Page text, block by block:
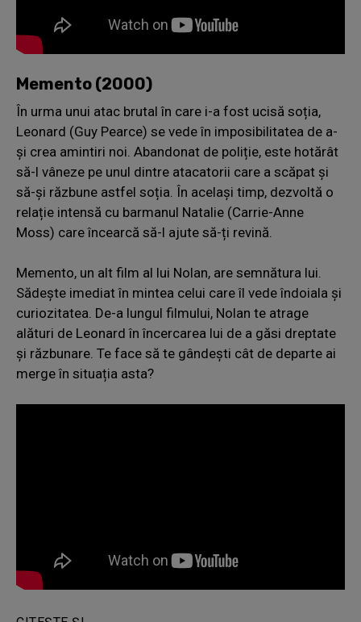
Memento (2000)
În urma unui atac brutal în care i-a fost ucisă soția,
Leonard (Guy Pearce) se vede în imposibilitatea de a-
și crea amintiri noi. Abandonat de poliție, este hotărât
să-l vâneze pe unul dintre atacatorii care a scăpat și
să-și răzbune astfel soția. În același timp, dezvoltă o
relație intensă cu barmanul Natalie (Carrie-Anne
Moss) care încearcă să-l ajute să-ți revină.
Memento, un alt film al lui Nolan, are semnătura lui.
Sădește imediat în mintea celui care îl vede îndoiala și
curiozitatea. De-a lungul filmului, Nolan te atrage
alături de Leonard în încercarea lui de a găsi dreptate
și răzbunare. Te face să te gândești cât de departe ai
merge în situația asta?